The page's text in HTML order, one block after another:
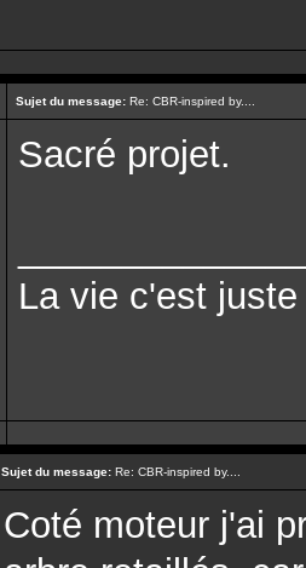
Sujet du message: Re: CBR-inspired by....
Sacré projet.
La vie c'est
Sujet du message: Re: CBR-inspired by....
Coté moteur j'ai